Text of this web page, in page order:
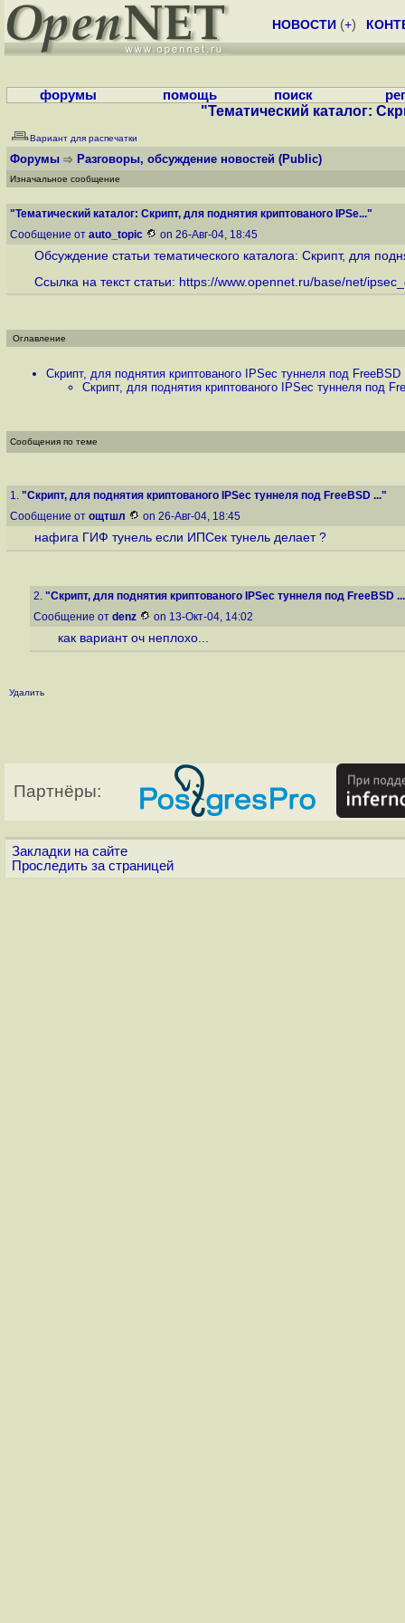
НОВОСТИ (+)
форумы помощь поиск
"Тематический каталог:
Вариант для распечатки
Форумы Разговоры, обсуждение новостей (Public)
Изначальное сообщение
"Тематический каталог: Скрипт, для поднятия криптованого IPSe..."
Сообщение от auto_topic on 26-Авг-04, 18:45
Обсуждение статьи тематического каталога: Скрипт, для
Ссылка на текст статьи: https://www.opennet.ru/base/net/
Оглавление
Скрипт, для поднятия криптованого IPSec туннеля под FreeBSD
Скрипт, для поднятия криптованого IPSec туннеля под
Сообщения по теме
1. "Скрипт, для поднятия криптованого IPSec туннеля под FreeBSD ..."
Сообщение от ощтшл on 26-Авг-04, 18:45
нафига ГИФ тунель если ИПСек тунель делает ?
2. "Скрипт, для поднятия криптованого IPSec туннеля под FreeBSD
Сообщение от denz on 13-Окт-04, 14:02
как вариант оч неплохо...
Удалить
Партнёры:
Закладки на сайте
Проследить за страницей